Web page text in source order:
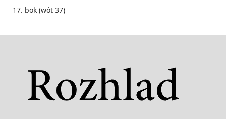
17. bok (wót 37)